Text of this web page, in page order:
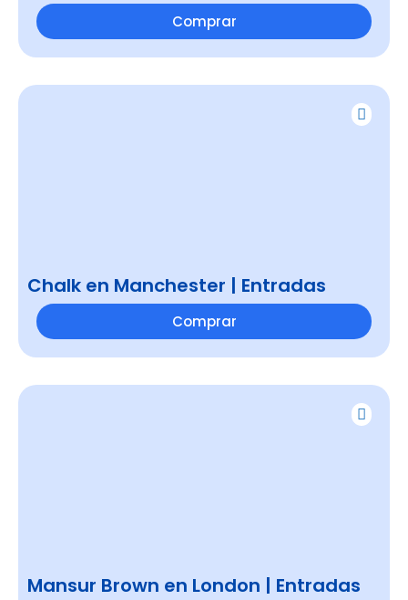
Comprar
Chalk en Manchester | Entradas
Comprar
Mansur Brown en London | Entradas